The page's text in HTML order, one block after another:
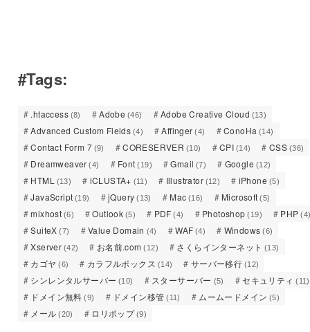
#Tags:
.htaccess (8) Adobe (46) Adobe Creative Cloud (13)
Advanced Custom Fields (4) Affinger (4) ConoHa (14)
Contact Form 7 (9) CORESERVER (10) CPI (14) CSS (36)
Dreamweaver (4) Font (19) Gmail (7) Google (12)
HTML (13) iCLUSTA+ (11) Illustrator (12) iPhone (5)
JavaScript (19) jQuery (13) Mac (16) Microsoft (5)
mixhost (6) Outlook (5) PDF (4) Photoshop (19) PHP
SuiteX (7) Value Domain (4) WAF (4) Windows (6)
Xserver (42) お名前.com (12) さくらインターネット (13)
カゴヤ (6) カラフルボックス (14) サーバー移行 (12)
シンレンタルサーバー (10) スターサーバー (5) セキュリティ (11)
ドメイン無料 (9) ドメイン移管 (11) ムームードメイン (5)
メール (20) ロリポップ (9)